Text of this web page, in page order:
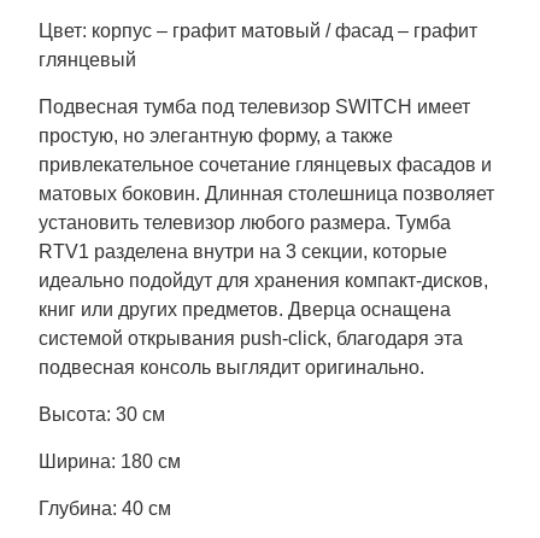
Цвет: корпус – графит матовый / фасад – графит
глянцевый
Подвесная тумба под телевизор SWITCH имеет
простую, но элегантную форму, а также
привлекательное сочетание глянцевых фасадов и
матовых боковин. Длинная столешница позволяет
установить телевизор любого размера. Тумба
RTV1 разделена внутри на 3 секции, которые
идеально подойдут для хранения компакт-дисков,
книг или других предметов. Дверца оснащена
системой открывания push-click, благодаря эта
подвесная консоль выглядит оригинально.
Высота: 30 см
Ширина: 180 см
Глубина: 40 см